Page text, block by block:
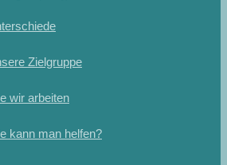
Zielgruppe
wir arbeiten
kann man helfen?